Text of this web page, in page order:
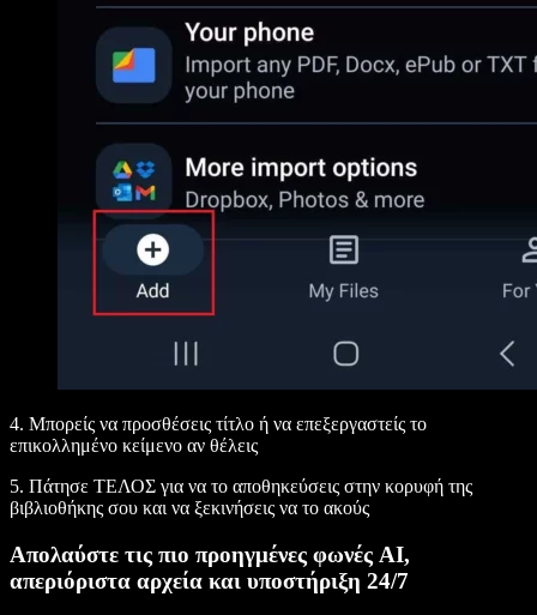
4. Μπορείς να προσθέσεις τίτλο ή να επεξεργαστείς το
επικολλημένο κείμενο αν θέλεις
5. Πάτησε ΤΕΛΟΣ για να το αποθηκεύσεις στην κορυφή της
βιβλιοθήκης σου και να ξεκινήσεις να το ακούς
Απολαύστε τις πιο προηγμένες φωνές AI,
απεριόριστα αρχεία και υποστήριξη 24/7